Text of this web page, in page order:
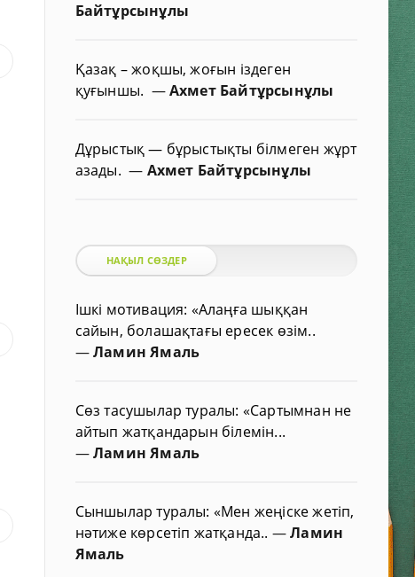
Байтұрсынұлы
Қазақ – жоқшы, жоғын іздеген
қуғыншы. —Ахмет Байтұрсынұлы
Дұрыстық — бұрыстықты білмеген жұрт
азады.— Ахмет Байтұрсынұлы
НАҚЫЛ СӨЗДЕР
Ішкі мотивация: «Алаңға шыққан
сайын, болашақтағы ересек өзім..
—Ламин Ямаль
Сөз тасушылар туралы: «Сартымнан не
айтып жатқандарын білемін...
—Ламин Ямаль
Сыншылар туралы: «Мен жеңіске жетіп,
нәтиже көрсетіп жатқанда.. —Ламин
Ямаль